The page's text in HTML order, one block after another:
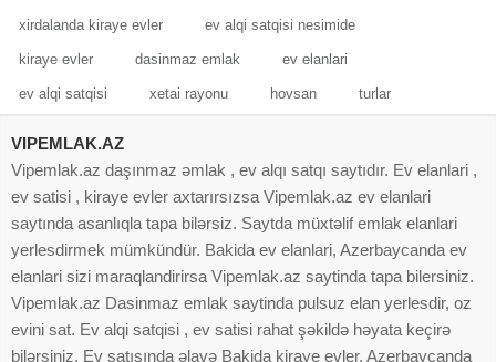
xirdalanda kiraye evler ev alqi satqisi nesimide
kiraye evler dasinmaz emlak ev elanlari
ev alqi satqisi xetai rayonu hovsan turlar
VIPEMLAK.AZ
Vipemlak.az daşınmaz əmlak , ev alqı satqı saytıdır. Ev elanlari ,
ev satisi , kiraye evler axtarırsızsa Vipemlak.az ev elanlari
saytında asanlıqla tapa bilərsiz. Saytda müxtəlif emlak elanlari
yerlesdirmek mümkündür. Bakida ev elanlari, Azerbaycanda ev
elanlari sizi maraqlandirirsa Vipemlak.az saytinda tapa bilersiniz.
Vipemlak.az Dasinmaz emlak saytinda pulsuz elan yerlesdir, oz
evini sat. Ev alqi satqisi , ev satisi rahat şəkildə həyata keçirə
bilərsiniz. Ev satışında əlavə Bakida kiraye evler, Azerbaycanda